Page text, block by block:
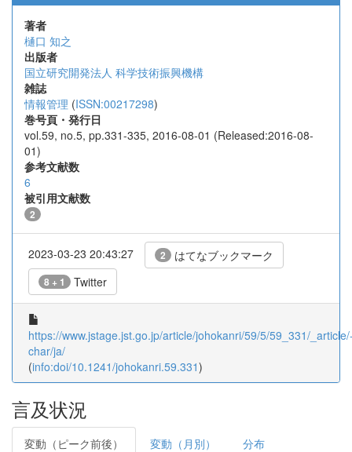
著者
樋口 知之
出版者
国立研究開発法人 科学技術振興機構
雑誌
情報管理 (ISSN:00217298)
巻号頁・発行日
vol.59, no.5, pp.331-335, 2016-08-01 (Released:2016-08-
01)
参考文献数
6
被引用文献数
2
2023-03-23 20:43:27 2 はてなブックマーク
8 + 1 Twitter
https://www.jstage.jst.go.jp/article/johokanri/59/5/59_331/
char/ja/
(info:doi/10.1241/johokanri.59.331)
言及状況
変動（ピーク前後） 変動（月別） 分布